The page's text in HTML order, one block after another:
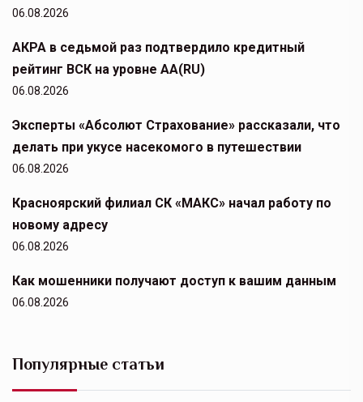
06.08.2026
АКРА в седьмой раз подтвердило кредитный
рейтинг ВСК на уровне АА(RU)
06.08.2026
Эксперты «Абсолют Страхование» рассказали, что
делать при укусе насекомого в путешествии
06.08.2026
Красноярский филиал СК «МАКС» начал работу по
новому адресу
06.08.2026
Как мошенники получают доступ к вашим данным
06.08.2026
Популярные статьи